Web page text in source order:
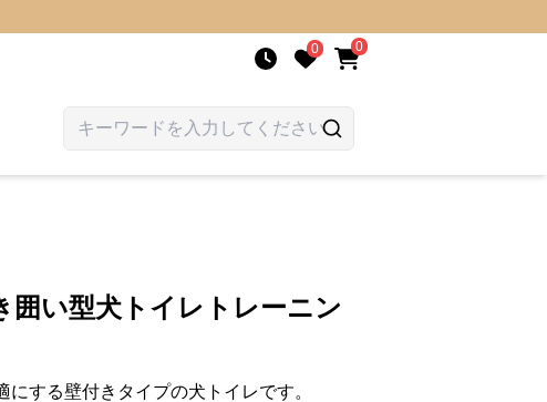
0 0
囲い型犬トイレトレーニン
する壁付きタイプの犬トイレです。